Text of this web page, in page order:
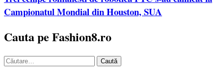
Campionatul Mondial din Houston, SUA
Cauta pe Fashion8.ro
Caută